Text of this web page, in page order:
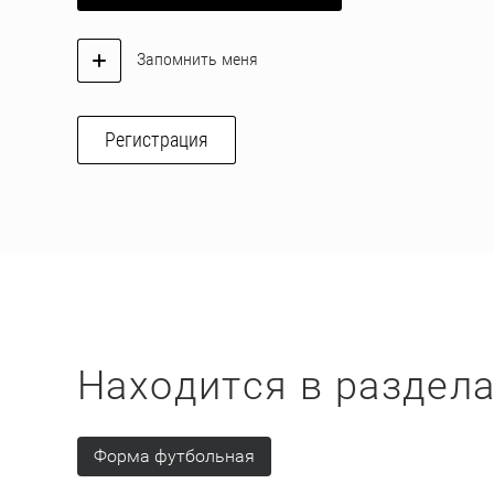
Запомнить меня
Регистрация
Находится в
Форма футбольная